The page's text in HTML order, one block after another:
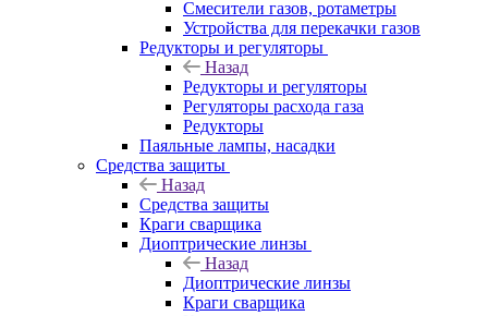
Смесители газов, ротаметры
Устройства для перекачки газов
Редукторы и регуляторы
Назад
Редукторы и регуляторы
Регуляторы расхода газа
Редукторы
Паяльные лампы, насадки
Средства защиты
Назад
Средства защиты
Краги сварщика
Диоптрические линзы
Назад
Диоптрические линзы
Краги сварщика